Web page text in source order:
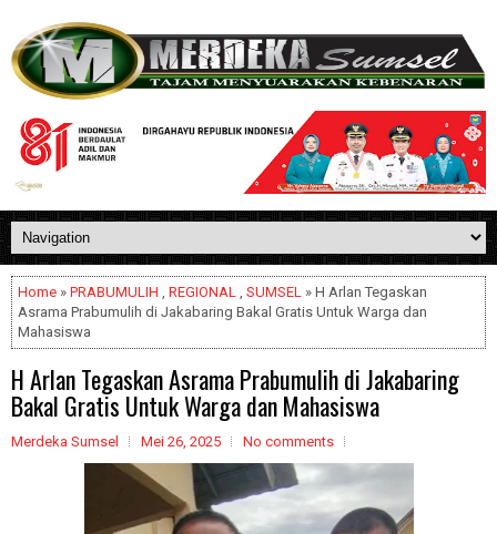
Home » PRABUMULIH , REGIONAL , SUMSEL » H Arlan Tegaskan
Asrama Prabumulih di Jakabaring Bakal Gratis Untuk Warga dan
Mahasiswa
H Arlan Tegaskan Asrama Prabumulih di Jakabaring
Bakal Gratis Untuk Warga dan Mahasiswa
Merdeka Sumsel Mei 26, 2025 No comments